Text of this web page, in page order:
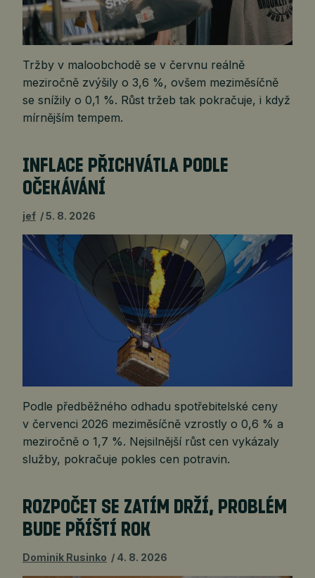
Tržby v maloobchodě se v červnu reálně
meziročně zvýšily o 3,6 %, ovšem meziměsíčně
se snížily o 0,1 %. Růst tržeb tak pokračuje, i když
mírnějším tempem.
INFLACE PŘICHVÁTLA PODLE
OČEKÁVÁNÍ
jef 5. 8. 2026
Podle předběžného odhadu spotřebitelské ceny
v červenci 2026 meziměsíčně vzrostly o 0,6 % a
meziročně o 1,7 %. Nejsilnější růst cen vykázaly
služby, pokračuje pokles cen potravin.
ROZPOČET SE ZATÍM DRŽÍ, PROBLÉM
BUDE PŘÍŠTÍ ROK
Dominik Rusinko 4. 8. 2026